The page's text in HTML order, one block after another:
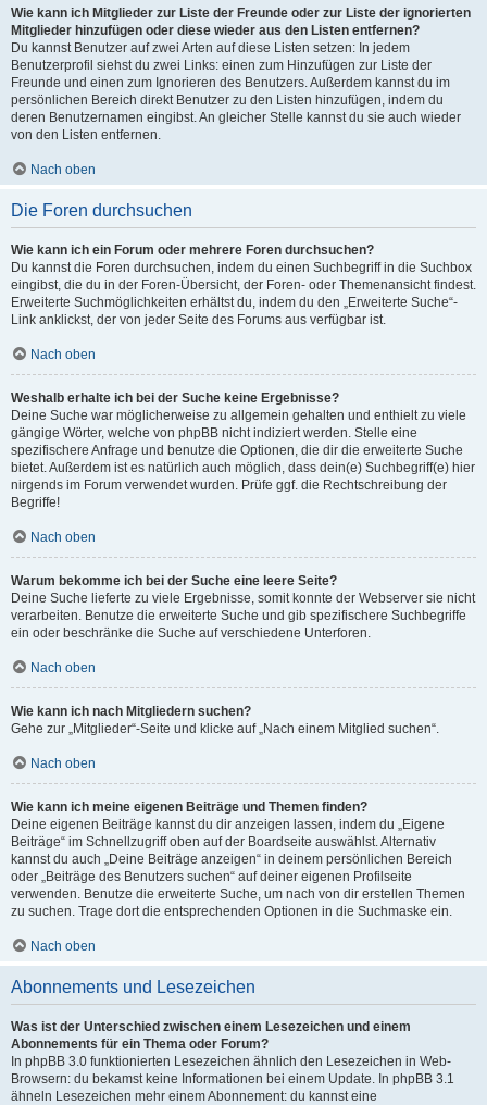
Wie kann ich Mitglieder zur Liste der Freunde oder zur Liste der ignorierten
Mitglieder hinzufügen oder diese wieder aus den Listen entfernen?
Du kannst Benutzer auf zwei Arten auf diese Listen setzen: In jedem
Benutzerprofil siehst du zwei Links: einen zum Hinzufügen zur Liste der
Freunde und einen zum Ignorieren des Benutzers. Außerdem kannst du im
persönlichen Bereich direkt Benutzer zu den Listen hinzufügen, indem du
deren Benutzernamen eingibst. An gleicher Stelle kannst du sie auch wieder
von den Listen entfernen.
Nach oben
Die Foren durchsuchen
Wie kann ich ein Forum oder mehrere Foren durchsuchen?
Du kannst die Foren durchsuchen, indem du einen Suchbegriff in die Suchbox
eingibst, die du in der Foren-Übersicht, der Foren- oder Themenansicht findest.
Erweiterte Suchmöglichkeiten erhältst du, indem du den „Erweiterte Suche“-
Link anklickst, der von jeder Seite des Forums aus verfügbar ist.
Nach oben
Weshalb erhalte ich bei der Suche keine Ergebnisse?
Deine Suche war möglicherweise zu allgemein gehalten und enthielt zu viele
gängige Wörter, welche von phpBB nicht indiziert werden. Stelle eine
spezifischere Anfrage und benutze die Optionen, die dir die erweiterte Suche
bietet. Außerdem ist es natürlich auch möglich, dass dein(e) Suchbegriff(e) hier
nirgends im Forum verwendet wurden. Prüfe ggf. die Rechtschreibung der
Begriffe!
Nach oben
Warum bekomme ich bei der Suche eine leere Seite?
Deine Suche lieferte zu viele Ergebnisse, somit konnte der Webserver sie nicht
verarbeiten. Benutze die erweiterte Suche und gib spezifischere Suchbegriffe
ein oder beschränke die Suche auf verschiedene Unterforen.
Nach oben
Wie kann ich nach Mitgliedern suchen?
Gehe zur „Mitglieder“-Seite und klicke auf „Nach einem Mitglied suchen“.
Nach oben
Wie kann ich meine eigenen Beiträge und Themen finden?
Deine eigenen Beiträge kannst du dir anzeigen lassen, indem du „Eigene
Beiträge“ im Schnellzugriff oben auf der Boardseite auswählst. Alternativ
kannst du auch „Deine Beiträge anzeigen“ in deinem persönlichen Bereich
oder „Beiträge des Benutzers suchen“ auf deiner eigenen Profilseite
verwenden. Benutze die erweiterte Suche, um nach von dir erstellen Themen
zu suchen. Trage dort die entsprechenden Optionen in die Suchmaske ein.
Nach oben
Abonnements und Lesezeichen
Was ist der Unterschied zwischen einem Lesezeichen und einem
Abonnements für ein Thema oder Forum?
In phpBB 3.0 funktionierten Lesezeichen ähnlich den Lesezeichen in Web-
Browsern: du bekamst keine Informationen bei einem Update. In phpBB 3.1
ähneln Lesezeichen mehr einem Abonnement: du kannst eine